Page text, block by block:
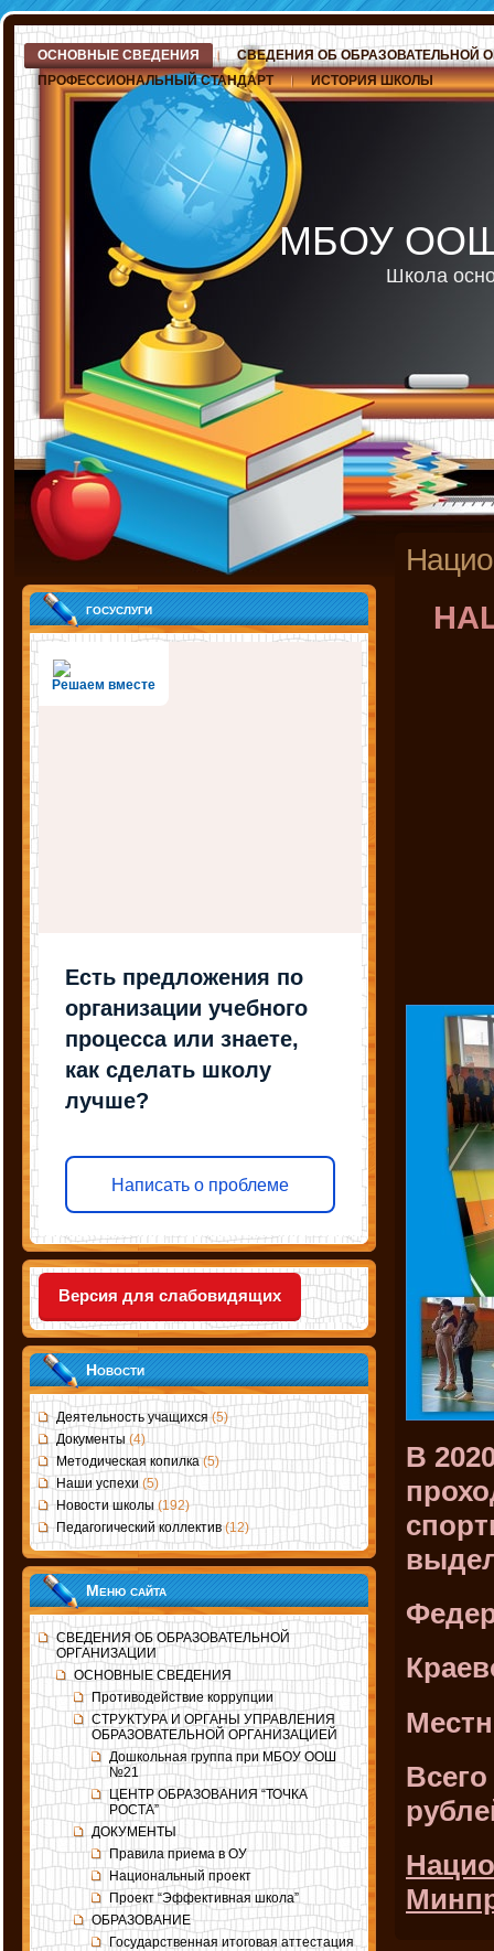
ОСНОВНЫЕ СВЕДЕНИЯ
СВЕДЕНИЯ ОБ ОБРАЗОВАТЕЛЬНОЙ
ПРОФЕССИОНАЛЬНЫЙ СТАНДАРТ
ИСТОРИЯ ШКОЛЫ
МБОУ ООШ
Школа
госуслуги
Решаем вместе
Есть предложения по
организации учебного
процесса или знаете,
как сделать школу
лучше?
Написать о проблеме
Версия для слабовидящих
Новости
Деятельность учащихся(5)
Документы (4)
Методическая копилка(5)
Наши успехи (5)
Новости школы (192)
Педагогический коллектив(12)
Меню сайта
СВЕДЕНИЯ ОБ ОБРАЗОВАТЕЛЬНОЙ
ОРГАНИЗАЦИИ
ОСНОВНЫЕ СВЕДЕНИЯ
Противодействие коррупции
СТРУКТУРА И ОРГАНЫ УПРАВЛЕНИЯ
ОБРАЗОВАТЕЛЬНОЙ ОРГАНИЗАЦИЕЙ
Дошкольная группа при МБОУ ООШ
№21
ЦЕНТР ОБРАЗОВАНИЯ “ТОЧКА
РОСТА”
ДОКУМЕНТЫ
Правила приема в ОУ
Национальный проект
Проект “Эффективная школа”
ОБРАЗОВАНИЕ
Государственная итоговая аттестация
В